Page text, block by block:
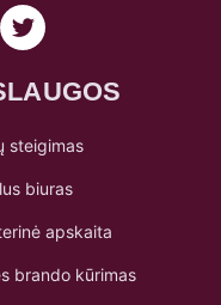
steigimas
biuras
apskaita
brando kūrimas